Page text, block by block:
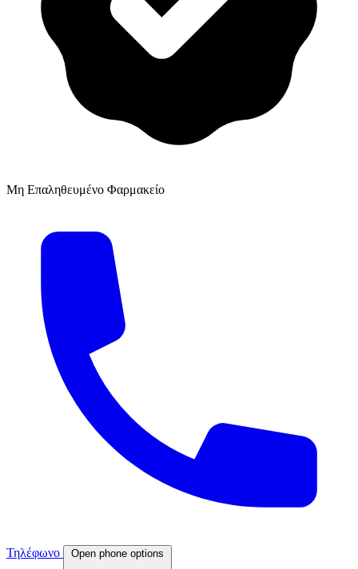
Μη Επαληθευμένο Φαρμακείο
Τηλέφωνο Open phone options